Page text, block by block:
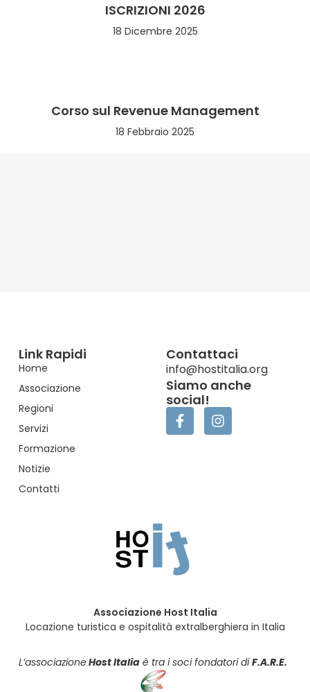
ISCRIZIONI 2026
18 Dicembre 2025
Corso sul Revenue Management
18 Febbraio 2025
Associazione Host Italia
Locazione turistica e ospitalità extralberghiera in Italia
L’associazioneHost Italiaè tra i soci fondatori diF.A.R.E.
Link Rapidi
Home
Associazione
Regioni
Servizi
Formazione
Notizie
Contatti
Contattaci
info@hostitalia.org
Siamo anche
social!